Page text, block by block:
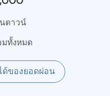
นดาวน์
มทั้งหมด
ด้ของยอดผ่อน